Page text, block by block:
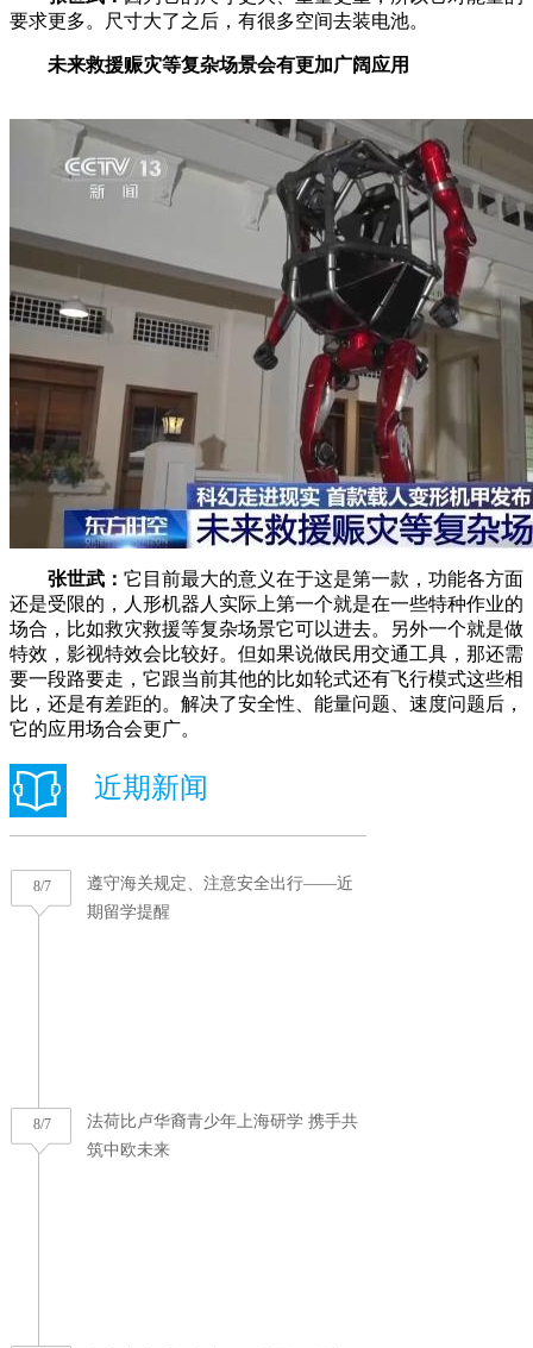
要求更多。尺寸大了之后，有很多空间去装电池。
未来救援赈灾等复杂场景会有更加广阔应用
张世武： 它目前最大的意义在于这是第一款，功能各方面
还是受限的，人形机器人实际上第一个就是在一些特种作业的
场合，比如救灾救援等复杂场景它可以进去。另外一个就是做
特效，影视特效会比较好。但如果说做民用交通工具，那还需
要一段路要走，它跟当前其他的比如轮式还有飞行模式这些相
比，还是有差距的。解决了安全性、能量问题、速度问题后，
它的应用场合会更广。